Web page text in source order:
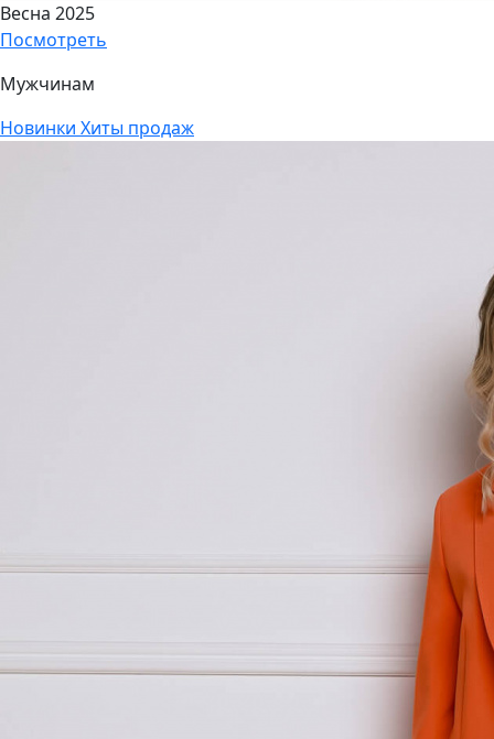
Весна 2025
Посмотреть
Мужчинам
Новинки Хиты продаж